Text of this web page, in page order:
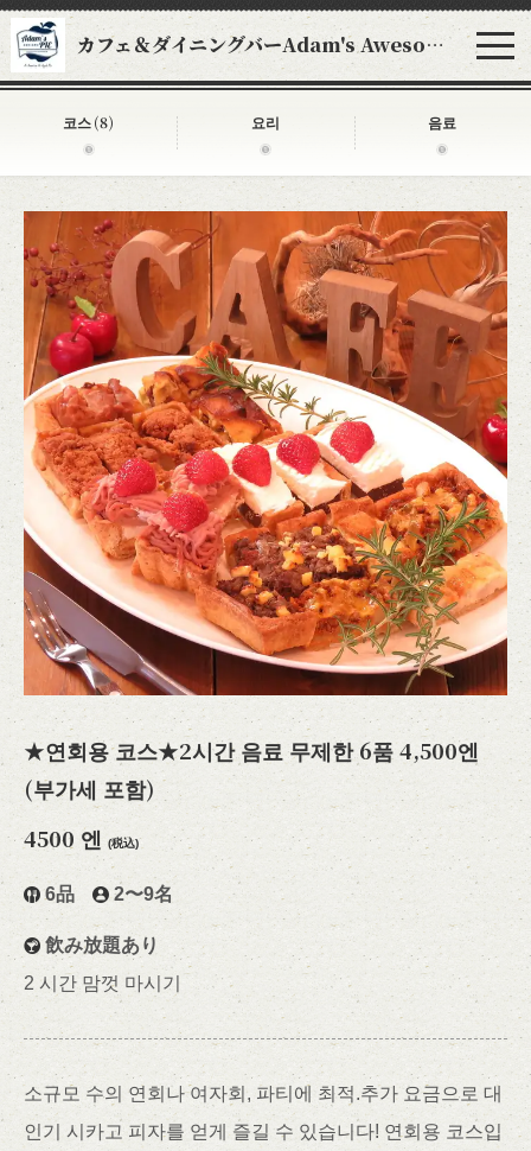
カフェ＆ダイニングバーAdam's Awesome Pie アダムスオーサムパイ
코스(8) 요리 음료
★연회용 코스★2시간 음료 무제한 6품 4,500엔
(부가세 포함)
4500 엔
(税込)
6品 2〜9名
飲み放題あり
2 시간 맘껏 마시기
소규모 수의 연회나 여자회, 파티에 최적.추가 요금으로 대
인기 시카고 피자를 얻게 즐길 수 있습니다! 연회용 코스입